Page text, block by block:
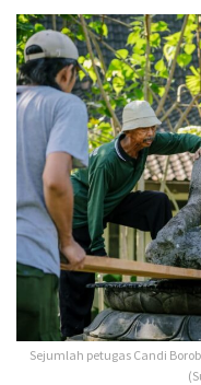
Sejumlah petugas Candi